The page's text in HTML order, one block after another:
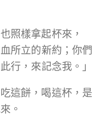
照樣拿起杯來，
所立的新約；你們
行，來記念我。」
這餅，喝這杯，是
。